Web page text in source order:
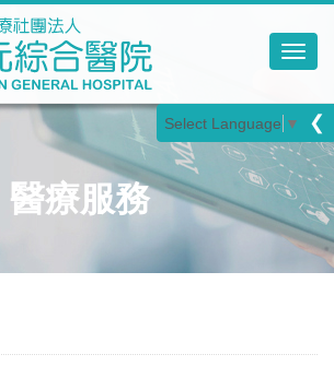
Select Language ▼ ❮
醫療服務